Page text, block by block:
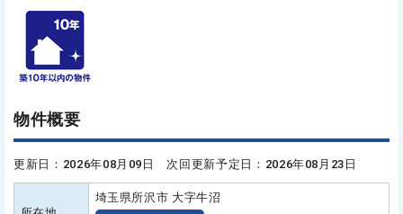
物件概要
更新日：2026年08月09日 次回更新予定日：2026年08月23日
埼玉県所沢市 大字牛沼